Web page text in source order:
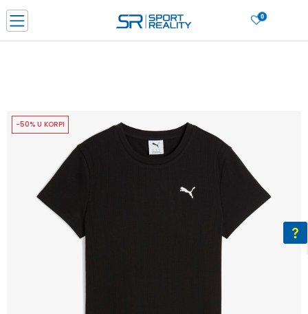
0
CLICK & COLLECT Platite karticom online i preuzmite u prodavnici po vašem
izboru
SAZNAJTE VIŠE
-50% U KORPI